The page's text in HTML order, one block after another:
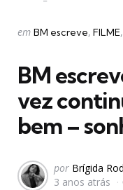
Categorias
Postado
em BM escreve FILME
BM
vez
bem –
Postado
por
por Brígida
3 anos atrás